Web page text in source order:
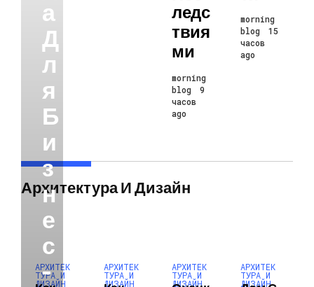
Ледс
Твия
Ми
morning
blog
9
часов
ago
morning
blog
15
часов
ago
Архитектура И Дизайн
АРХИТЕК
ТУРА И
ДИЗАЙН
АРХИТЕК
ТУРА И
ДИЗАЙН
АРХИТЕК
ТУРА И
ДИЗАЙН
АРХИТЕК
ТУРА И
ДИЗАЙН
А
Д
Л
Я
Б
И
З
Н
Е
С
-